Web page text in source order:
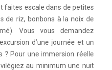
faites escale dans de petites
de riz, bonbons à la noix de
Vous vous demandez
d’une journée et un
? Pour une immersion réelle
au minimum une nuit